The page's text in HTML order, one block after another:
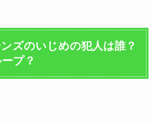
ズのいじめの犯人は誰？
プ？